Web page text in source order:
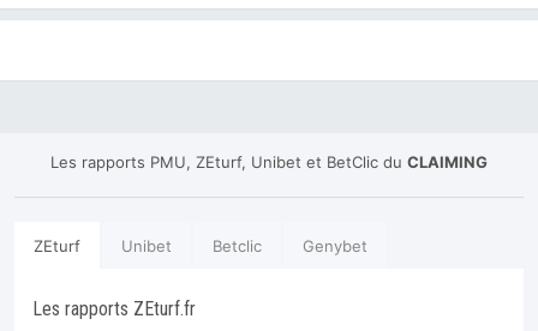
Les rapports PMU, ZEturf, Unibet et BetClic du CLAIMING
ZEturf Unibet Betclic Genybet
Les rapports ZEturf.fr